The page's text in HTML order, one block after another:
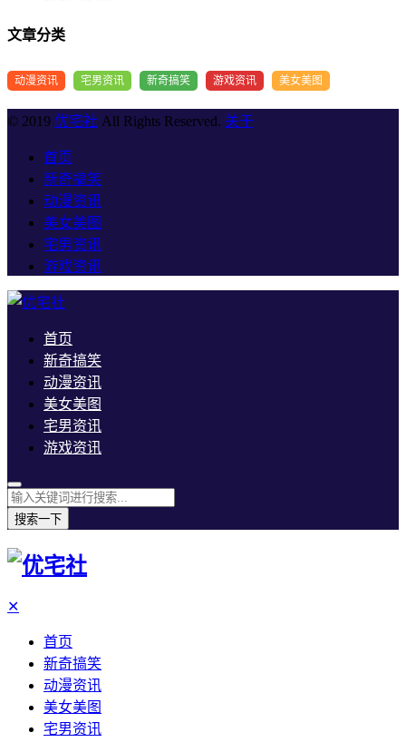
文章分类
动漫资讯 宅男资讯 新奇搞笑 游戏资讯 美女美图
© 2019 优宅社 All Rights Reserved. 关于
首页
新奇搞笑
动漫资讯
美女美图
宅男资讯
游戏资讯
首页
新奇搞笑
动漫资讯
美女美图
宅男资讯
游戏资讯
搜索一下
✕
首页
新奇搞笑
动漫资讯
美女美图
宅男资讯